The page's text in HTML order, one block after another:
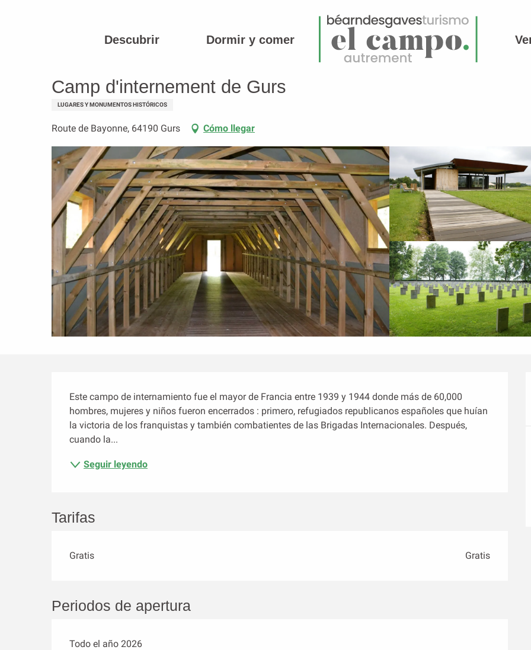
Descubrir Dormir y comer
Camp d'internement de Gurs
Camp d'internement de Gurs
LUGARES Y MONUMENTOS HISTÓRICOS
Route de Bayonne, 64190 Gurs Cómo llegar
Este campo de internamiento fue el mayor de Francia entre 1939 y 1944 donde más de 60,000
hombres, mujeres y niños fueron encerrados : primero, refugiados republicanos españoles que huían
la victoria de los franquistas y también combatientes de las Brigadas Internacionales. Después,
cuando la...
Seguir leyendo
Tarifas
Gratis Gratis
Periodos de apertura
Todo el año 2026